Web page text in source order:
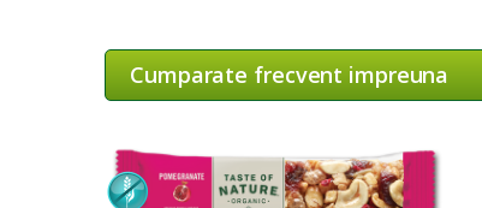
Cumparate frecvent impreuna